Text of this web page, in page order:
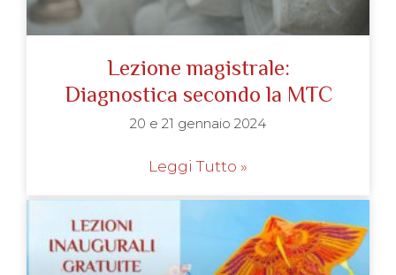
Lezione magistrale:
Diagnostica secondo la MTC
20 e 21 gennaio 2024
Leggi Tutto »